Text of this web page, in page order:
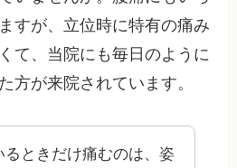
すが、立位時に特有の痛み
て、当院にも毎日のように
方が来院されています。
るときだけ痛むのは、姿